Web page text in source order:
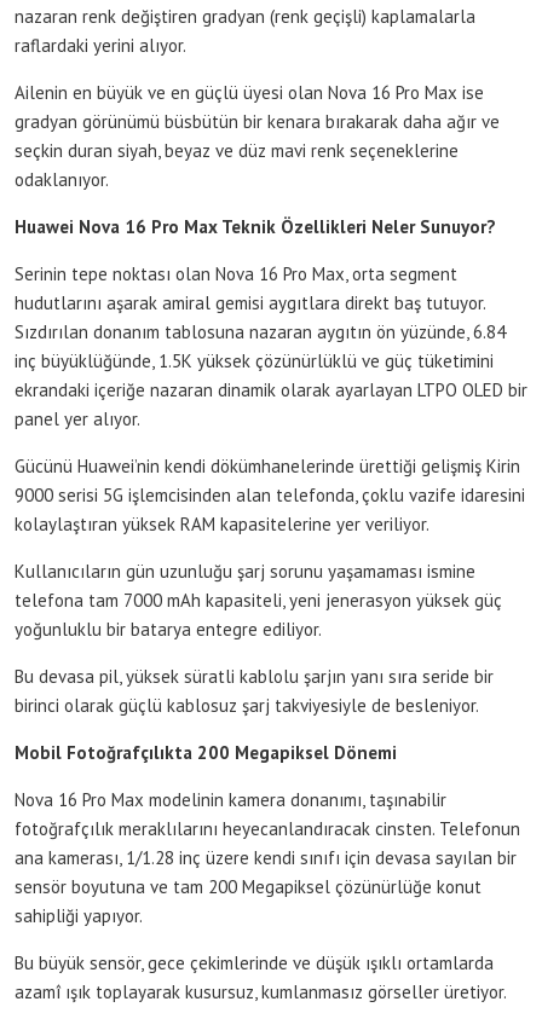
nazaran renk değiştiren gradyan (renk geçişli) kaplamalarla
raflardaki yerini alıyor.
Ailenin en büyük ve en güçlü üyesi olan Nova 16 Pro Max ise
gradyan görünümü büsbütün bir kenara bırakarak daha ağır ve
seçkin duran siyah, beyaz ve düz mavi renk seçeneklerine
odaklanıyor.
Huawei Nova 16 Pro Max Teknik Özellikleri Neler Sunuyor?
Serinin tepe noktası olan Nova 16 Pro Max, orta segment
hudutlarını aşarak amiral gemisi aygıtlara direkt baş tutuyor.
Sızdırılan donanım tablosuna nazaran aygıtın ön yüzünde, 6.84
inç büyüklüğünde, 1.5K yüksek çözünürlüklü ve güç tüketimini
ekrandaki içeriğe nazaran dinamik olarak ayarlayan LTPO OLED bir
panel yer alıyor.
Gücünü Huawei’nin kendi dökümhanelerinde ürettiği gelişmiş Kirin
9000 serisi 5G işlemcisinden alan telefonda, çoklu vazife idaresini
kolaylaştıran yüksek RAM kapasitelerine yer veriliyor.
Kullanıcıların gün uzunluğu şarj sorunu yaşamaması ismine
telefona tam 7000 mAh kapasiteli, yeni jenerasyon yüksek güç
yoğunluklu bir batarya entegre ediliyor.
Bu devasa pil, yüksek süratli kablolu şarjın yanı sıra seride bir
birinci olarak güçlü kablosuz şarj takviyesiyle de besleniyor.
Mobil Fotoğrafçılıkta 200 Megapiksel Dönemi
Nova 16 Pro Max modelinin kamera donanımı, taşınabilir
fotoğrafçılık meraklılarını heyecanlandıracak cinsten. Telefonun
ana kamerası, 1/1.28 inç üzere kendi sınıfı için devasa sayılan bir
sensör boyutuna ve tam 200 Megapiksel çözünürlüğe konut
sahipliği yapıyor.
Bu büyük sensör, gece çekimlerinde ve düşük ışıklı ortamlarda
azamî ışık toplayarak kusursuz, kumlanmasız görseller üretiyor.